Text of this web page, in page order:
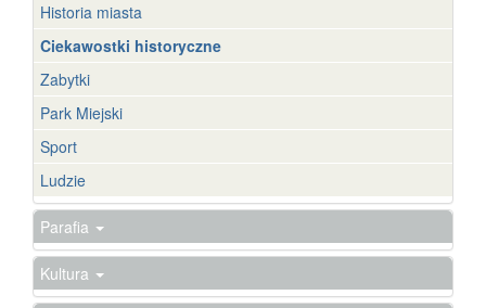
Historia miasta
Ciekawostki historyczne
Zabytki
Park Miejski
Sport
Ludzie
Parafia
Kultura